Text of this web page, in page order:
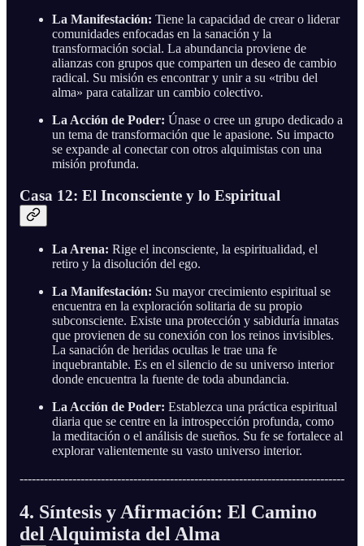
La Manifestación: Tiene la capacidad de crear o liderar
comunidades enfocadas en la sanación y la
transformación social. La abundancia proviene de
alianzas con grupos que comparten un deseo de cambio
radical. Su misión es encontrar y unir a su «tribu del
alma» para catalizar un cambio colectivo.
La Acción de Poder: Únase o cree un grupo dedicado a
un tema de transformación que le apasione. Su impacto
se expande al conectar con otros alquimistas con una
misión profunda.
Casa 12: El Inconsciente y lo Espiritual
La Arena: Rige el inconsciente, la espiritualidad, el
retiro y la disolución del ego.
La Manifestación: Su mayor crecimiento espiritual se
encuentra en la exploración solitaria de su propio
subconsciente. Existe una protección y sabiduría innatas
que provienen de su conexión con los reinos invisibles.
La sanación de heridas ocultas le trae una fe
inquebrantable. Es en el silencio de su universo interior
donde encuentra la fuente de toda abundancia.
La Acción de Poder: Establezca una práctica espiritual
diaria que se centre en la introspección profunda, como
la meditación o el análisis de sueños. Su fe se fortalece al
explorar valientemente su vasto universo interior.
--------------------------------------------------------------------------------
4. Síntesis y Afirmación: El Camino
del Alquimista del Alma